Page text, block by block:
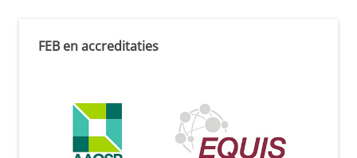
FEB en accreditaties